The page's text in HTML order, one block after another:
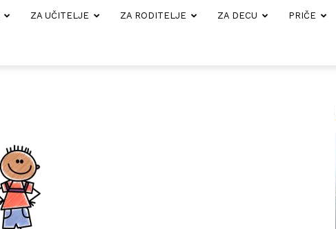
ZA UČITELJE ZA RODITELJE ZA DECU PRIČE